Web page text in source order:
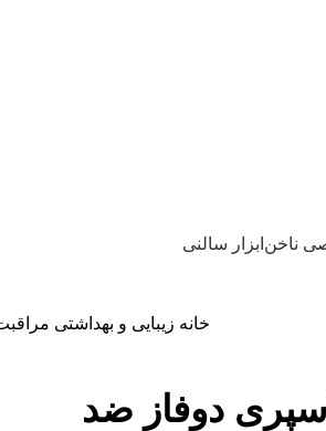
ناخن ابزار سالنی
خانه زیبایی و بهداشتی
دوفاز ضد